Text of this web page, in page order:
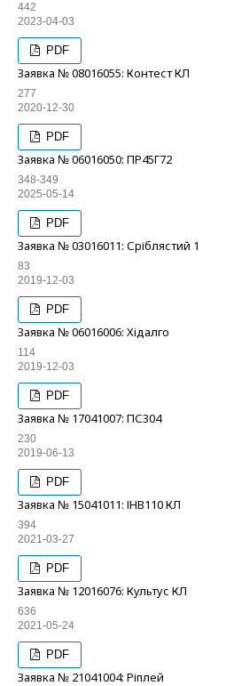
442
2023-04-03
PDF
Заявка № 08016055: Контест КЛ
277
2020-12-30
PDF
Заявка № 06016050: ПР45Г72
348-349
2025-05-14
PDF
Заявка № 03016011: Сріблястий 1
83
2019-12-03
PDF
Заявка № 06016006: Хідалго
114
2019-12-03
PDF
Заявка № 17041007: ПС304
230
2019-06-13
PDF
Заявка № 15041011: ІНВ110 КЛ
394
2021-03-27
PDF
Заявка № 12016076: Культус КЛ
636
2021-05-24
PDF
Заявка № 21041004: Ріплей